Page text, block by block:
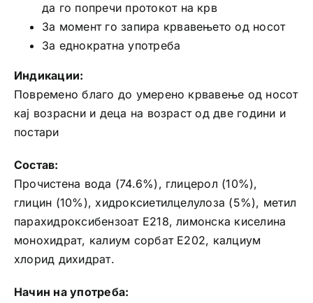
да го попречи протокот на крв
За момент го запира крвавењето од носот
За еднократна употреба
Индикации:
Повремено благо до умерено крвавење од носот
кај возрасни и деца на возраст од две години и
постари
Состав:
Прочистена вода (74.6%), глицерол (10%),
глицин (10%), хидроксиетилцелулоза (5%), метил
парахидроксибензоат Е218, лимонска киселина
монохидрат, калиум сорбат Е202, калциум
хлорид дихидрат.
Начин на употреба: